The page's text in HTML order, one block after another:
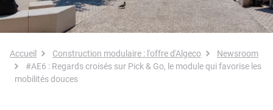
Fil d'Ariane
Accueil Construction modulaire : l'offre d'Algeco
Newsroom
#AE6 : Regards croisés sur Pick & Go, le module qui favorise les
mobilités douces